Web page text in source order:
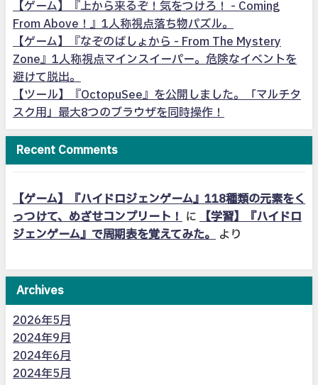
【ゲーム】『上から来るぞ！気をつけろ！ - Coming
From Above！』1人称視点落ち物パズル。
【ゲーム】『なぞのばしょから - From The Mystery
Zone』1人称視点マインスイーパー。危険なイベントを
避けて脱出。
【ツール】『OctopuSee』を公開しました。「マルチタ
スク用」最大8つのブラウザを同時操作！
Recent Comments
【ゲーム】『ハイドロジェンゲーム』118種類の元素をく
っつけて、めざせコンプリート！ に 【学習】『ハイドロ
ジェンゲーム』で周期表を覚えてみた。 より
Archives
2026年5月
2024年9月
2024年6月
2024年5月